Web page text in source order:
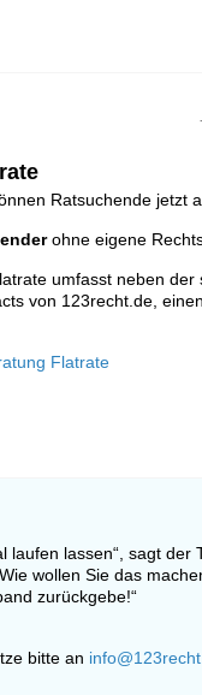
Ratsuchende jetzt
ohne eigene
umfasst neben
von 123recht.de,
Flatrate
laufen lassen“, sagt
wollen Sie das
zurückgebe!“
bitte an